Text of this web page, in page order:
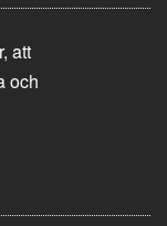
att
och